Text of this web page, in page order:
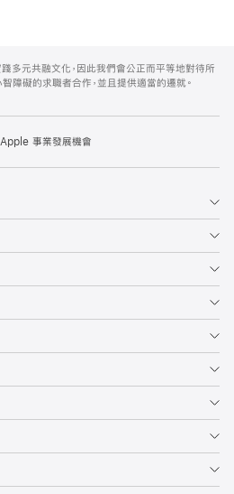
多元共融文化，因此我們會公正而平等地對待所
障礙的求職者合作，並且提供適當的遷就。
Apple 事業發展機會